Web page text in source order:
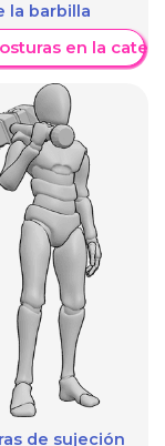
la barbilla
en la
de sujeción